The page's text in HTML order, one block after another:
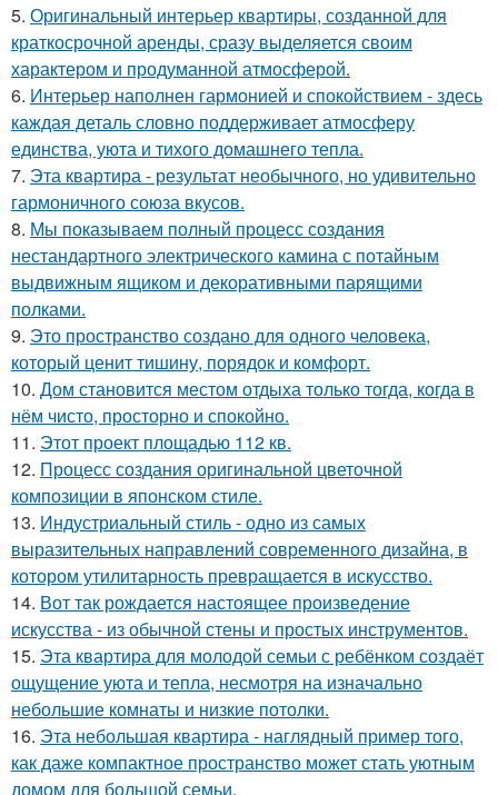
5. Оригинальный интерьер квартиры, созданной для
краткосрочной аренды, сразу выделяется своим
характером и продуманной атмосферой.
6. Интерьер наполнен гармонией и спокойствием - здесь
каждая деталь словно поддерживает атмосферу
единства, уюта и тихого домашнего тепла.
7. Эта квартира - результат необычного, но удивительно
гармоничного союза вкусов.
8. Мы показываем полный процесс создания
нестандартного электрического камина с потайным
выдвижным ящиком и декоративными парящими
полками.
9. Это пространство создано для одного человека,
который ценит тишину, порядок и комфорт.
10. Дом становится местом отдыха только тогда, когда в
нём чисто, просторно и спокойно.
11. Этот проект площадью 112 кв.
12. Процесс создания оригинальной цветочной
композиции в японском стиле.
13. Индустриальный стиль - одно из самых
выразительных направлений современного дизайна, в
котором утилитарность превращается в искусство.
14. Вот так рождается настоящее произведение
искусства - из обычной стены и простых инструментов.
15. Эта квартира для молодой семьи с ребёнком создаёт
ощущение уюта и тепла, несмотря на изначально
небольшие комнаты и низкие потолки.
16. Эта небольшая квартира - наглядный пример того,
как даже компактное пространство может стать уютным
домом для большой семьи.